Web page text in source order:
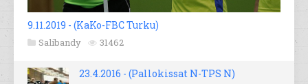
9.11.2019 - (KaKo-FBC Turku)
Salibandy 31462
23.4.2016 - (Pallokissat N-TPS N)